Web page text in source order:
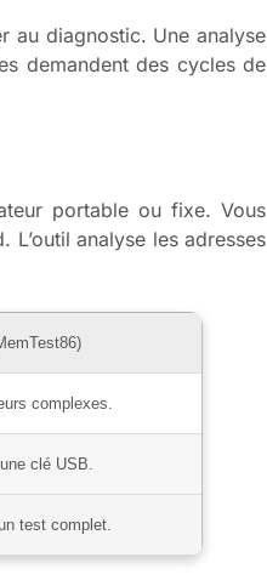
au diagnostic. Une analyse
demandent des cycles de
portable ou fixe. Vous
L’outil analyse les adresses
complexes.
clé USB.
test complet.